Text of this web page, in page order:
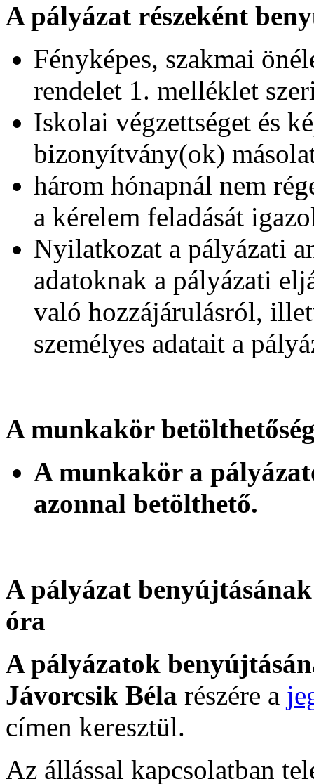
A pályázat részeként
Fényképes, szakmai
rendelet 1. melléklet
Iskolai végzettséget és
bizonyítvány(ok)
három hónapnál nem
a kérelem feladását
Nyilatkozat a pályázati
adatoknak a pályázati
való hozzájárulásról,
személyes adatait a
A munkakör
A munkakör a
azonnal betölthető.
A pályázat
óra
A pályázatok
Jávorcsik Béla részére a
címen keresztül.
Az állással kapcsolatban